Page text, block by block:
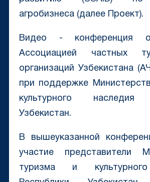
агробизнеса (далее Проект).
Видео - конференция
Ассоциацией частных
организаций Узбекистана
при поддержке
культурного наследия
Узбекистан.
В вышеуказанной
участие представители
туризма и